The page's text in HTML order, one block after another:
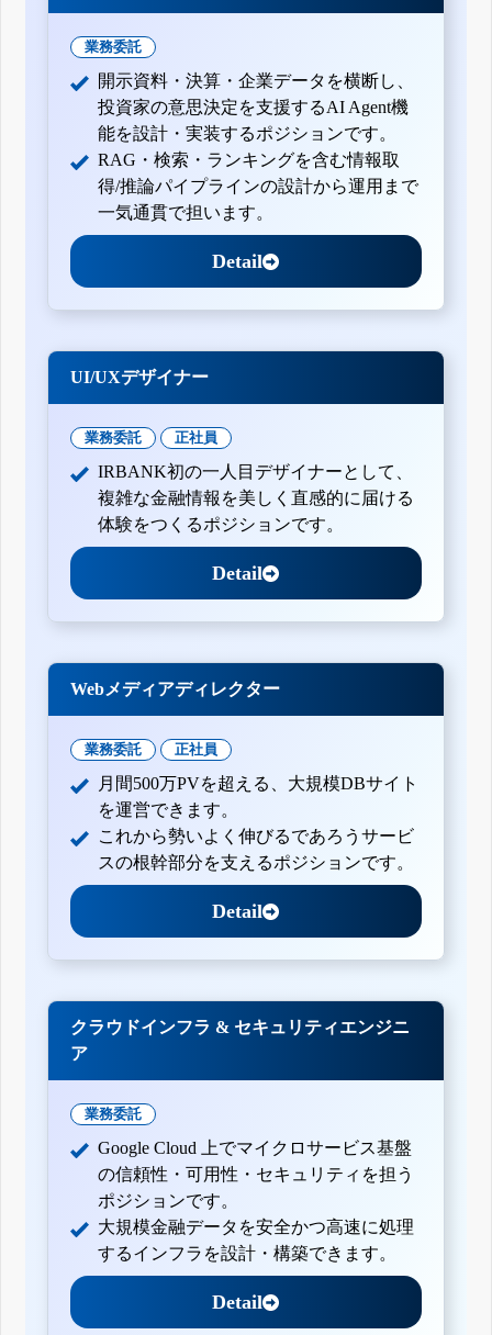
業務委託
開示資料・決算・企業データを横断し、
投資家の意思決定を支援するAI Agent機
能を設計・実装するポジションです。
RAG・検索・ランキングを含む情報取
得/推論パイプラインの設計から運用まで
一気通貫で担います。
Detail
UI/UXデザイナー
業務委託 正社員
IRBANK初の一人目デザイナーとして、
複雑な金融情報を美しく直感的に届ける
体験をつくるポジションです。
Detail
Webメディアディレクター
業務委託 正社員
月間500万PVを超える、大規模DBサイト
を運営できます。
これから勢いよく伸びるであろうサービ
スの根幹部分を支えるポジションです。
Detail
クラウドインフラ & セキュリティエンジニ
ア
業務委託
Google Cloud 上でマイクロサービス基盤
の信頼性・可用性・セキュリティを担う
ポジションです。
大規模金融データを安全かつ高速に処理
するインフラを設計・構築できます。
Detail